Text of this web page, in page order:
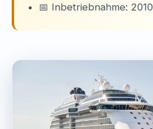
📅 Inbetriebnahme: 2010